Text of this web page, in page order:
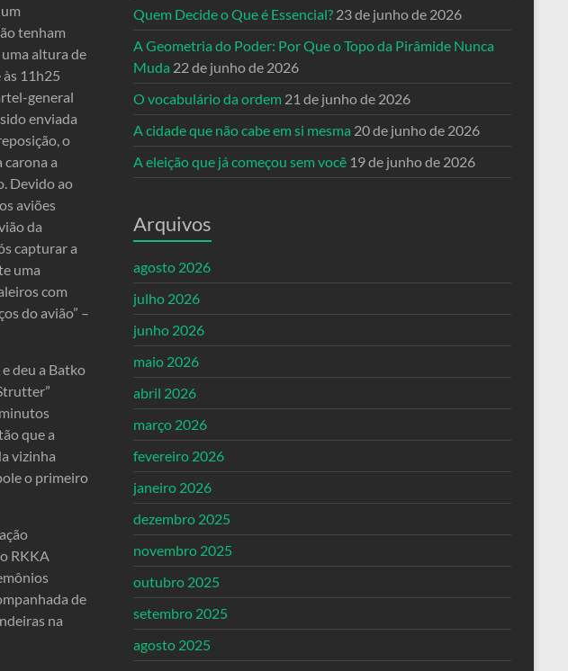
tenham
altura de
11h25
general
enviada
o
carona a
Devido ao
aviões
da
capturar a
uma
com
do avião” –
deu a Batko
que a
vizinha
o primeiro
RKKA
de
na
Quem Decide o Que é Essencial? 23 de junho de 2026
A Geometria do Poder: Por Que o Topo da Pirâmide Nunca
Muda 22 de junho de 2026
O vocabulário da ordem 21 de junho de 2026
A cidade que não cabe em si mesma 20 de junho de 2026
A eleição que já começou sem você 19 de junho de 2026
Arquivos
agosto 2026
julho 2026
junho 2026
maio 2026
abril 2026
março 2026
fevereiro 2026
janeiro 2026
dezembro 2025
novembro 2025
outubro 2025
setembro 2025
agosto 2025